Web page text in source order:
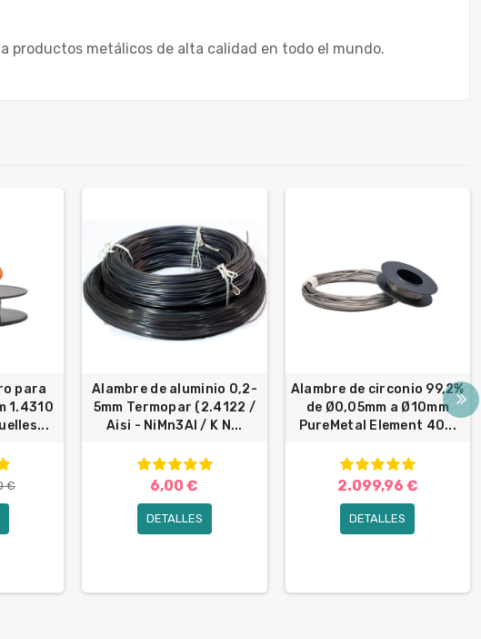
productos metálicos de alta calidad en todo el mundo.
para
1.4310
€
Alambre de aluminio 0,2-
5mm Termopar (2.4122 /
Aisi - NiMn3Al / K N...
6,00 €
DETALLES
Alambre de circonio 99,2%
de Ø0,05mm a Ø10mm
PureMetal Element 40...
2.099,96 €
DETALLES